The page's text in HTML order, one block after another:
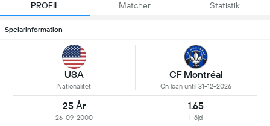
PROFIL Matcher Statistik
Spelarinformation
USA
Nationalitet
CF Montréal
On loan until 31-12-2026
25 År
26-09-2000
1.65
Höjd